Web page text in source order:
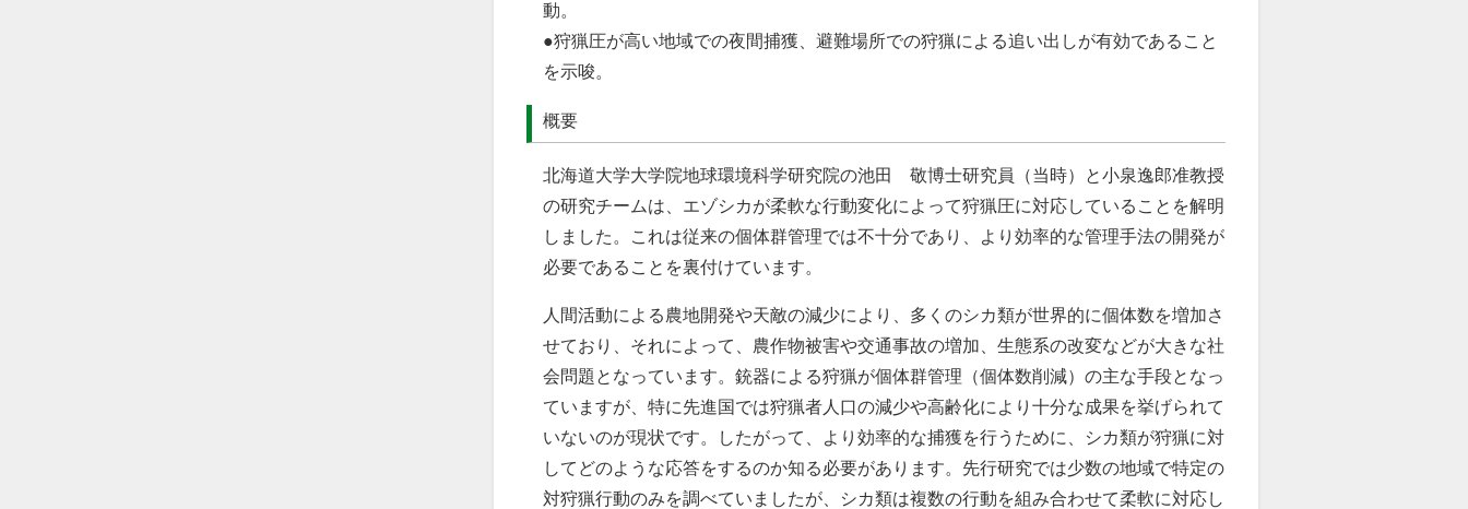
動。
●狩猟圧が高い地域での夜間捕獲、避難場所での狩猟による追い出しが有効であること
を示唆。
概要
北海道大学大学院地球環境科学研究院の池田 敬博士研究員（当時）と小泉逸郎准教授
の研究チームは、エゾシカが柔軟な行動変化によって狩猟圧に対応していることを解明
しました。これは従来の個体群管理では不十分であり、より効率的な管理手法の開発が
必要であることを裏付けています。
人間活動による農地開発や天敵の減少により、多くのシカ類が世界的に個体数を増加さ
せており、それによって、農作物被害や交通事故の増加、生態系の改変などが大きな社
会問題となっています。銃器による狩猟が個体群管理（個体数削減）の主な手段となっ
ていますが、特に先進国では狩猟者人口の減少や高齢化により十分な成果を挙げられて
いないのが現状です。したがって、より効率的な捕獲を行うために、シカ類が狩猟に対
してどのような応答をするのか知る必要があります。先行研究では少数の地域で特定の
対狩猟行動のみを調べていましたが、シカ類は複数の行動を組み合わせて柔軟に対応し